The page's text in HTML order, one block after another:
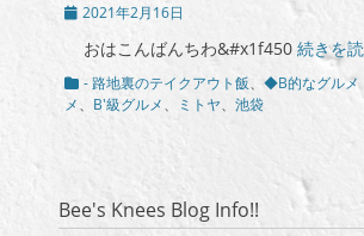
投 2021年2月16日
おはこんばんちわ&#x1f450 続きを
カ
テ
- 路地裏のテイクアウト飯、 ◆B的なグルメ
メ、 B'級グルメ、 ミトヤ、 池袋
Bee's Knees Blog Info!!